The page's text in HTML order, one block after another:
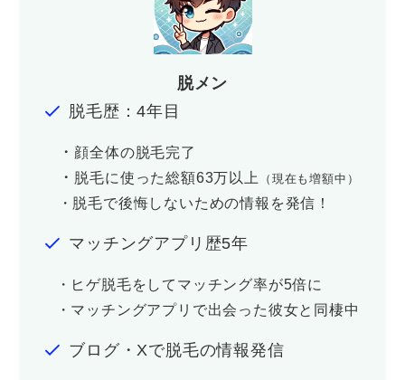
脱メン
脱毛歴：4年目
・ 顔全体の脱毛完了
・ 脱毛に使った総額63万以上 （現在も増額中）
・脱毛で後悔しないための情報を発信！
マッチングアプリ歴5年
・ヒゲ脱毛をしてマッチング率が5倍に
・マッチングアプリで出会った彼女と同棲中
ブログ・Xで脱毛の情報発信